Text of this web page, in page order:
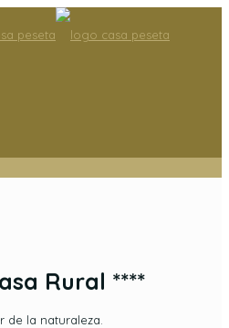
Rural ****
la naturaleza.